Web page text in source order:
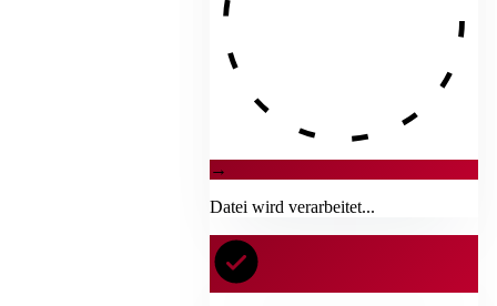
→
Datei wird verarbeitet...